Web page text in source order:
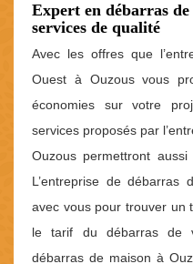
Expert en débarras
services de qualité
Avec les offres que
Ouest à Ouzous vous
économies sur votre
services proposés par
Ouzous permettront
L’entreprise de débarras
avec vous pour trouver un
le tarif du débarras de
débarras de maison à